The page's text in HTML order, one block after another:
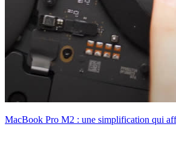
MacBook Pro M2 : une simplification qui